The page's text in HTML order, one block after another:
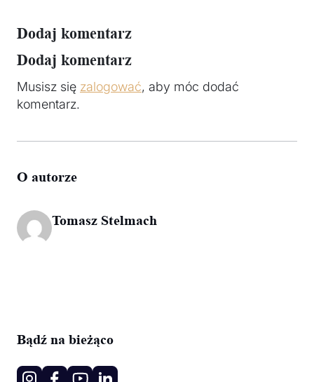
Dodaj komentarz
Dodaj komentarz
Musisz się zalogować, aby móc dodać
komentarz.
O autorze
Tomasz Stelmach
Bądź na bieżąco